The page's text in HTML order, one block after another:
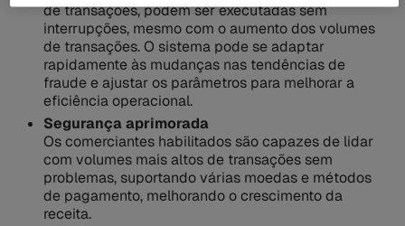
de transações, podem ser executadas sem
interrupções, mesmo com o aumento dos volumes
de transações. O sistema pode se adaptar
rapidamente às mudanças nas tendências de
fraude e ajustar os parâmetros para melhorar a
eficiência operacional.
Segurança aprimorada
Os comerciantes habilitados são capazes de lidar
com volumes mais altos de transações sem
problemas, suportando várias moedas e métodos
de pagamento, melhorando o crescimento da
receita.